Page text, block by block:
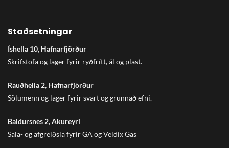
Staðsetningar
Íshella 10, Hafnarfjörður
Skrifstofa og lager fyrir ryðfrítt, ál og plast.
Rauðhella 2, Hafnarfjörður
Sölumenn og lager fyrir svart og grunnað efni.
Baldursnes 2, Akureyri
Sala- og afgreiðsla fyrir GA og Veldix Gas